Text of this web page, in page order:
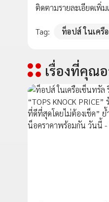
ติดตามรายละเอียดเพิ่ม
Tag: ท็อปส์ ในเครื
เรื่องที่คุณ